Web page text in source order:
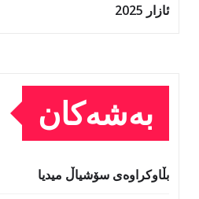
ئازار 2025
بەشەکان
بڵاوکراوەی سۆشیاڵ میدیا